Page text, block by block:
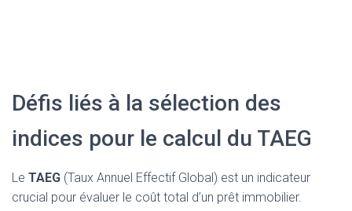
Défis liés à la sélection des
indices pour le calcul du TAEG
Le TAEG (Taux Annuel Effectif Global) est un indicateur
crucial pour évaluer le coût total d’un prêt immobilier.